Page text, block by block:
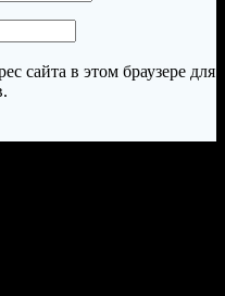
сайта в этом браузере для